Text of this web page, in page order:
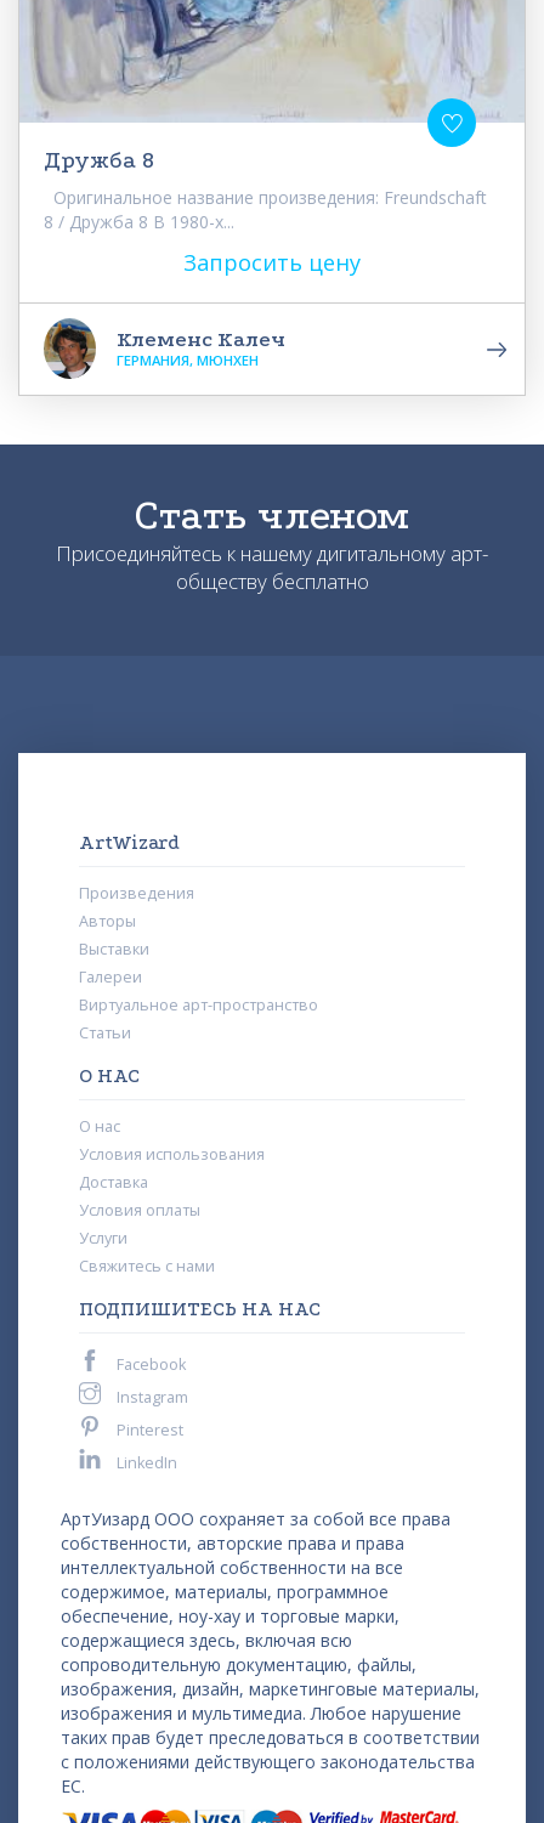
Дружба 8
Оригинальное название произведения: Freundschaft
8 / Дружба 8 В 1980-х...
Запросить цену
Клеменс Калеч
ГЕРМАНИЯ, МЮНХЕН
Стать членом
Присоединяйтесь к нашему дигитальному арт-
обществу бесплатно
ArtWizard
Произведения
Авторы
Выставки
Галереи
Виртуальное арт-пространство
Статьи
О НАС
О нас
Условия использования
Доставка
Условия оплаты
Услуги
Свяжитесь с нами
ПОДПИШИТЕСЬ НА НАС
Facebook
Instagram
Pinterest
LinkedIn
АртУизард ООО сохраняет за собой все права
собственности, авторские права и права
интеллектуальной собственности на все
содержимое, материалы, программное
обеспечение, ноу-хау и торговые марки,
содержащиеся здесь, включая всю
сопроводительную документацию, файлы,
изображения, дизайн, маркетинговые материалы,
изображения и мультимедиа. Любое нарушение
таких прав будет преследоваться в соответствии
с положениями действующего законодательства
ЕС.